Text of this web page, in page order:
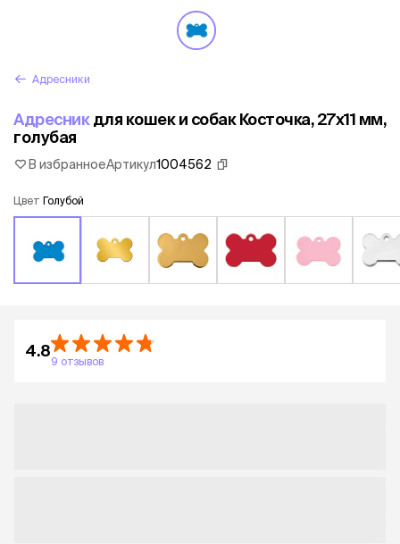
Адресники
Адресникдля кошек и собак Косточка, 27х11 мм,
голубая
В избранноеАртикул1004562
Цвет Голубой
4.8
9 отзывов